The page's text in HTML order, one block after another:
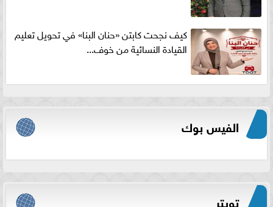
كيف نجحت كابتن «حنان البنا» في تحويل تعليم
القيادة النسائية من خوف...
الفيس بوك
تويتر